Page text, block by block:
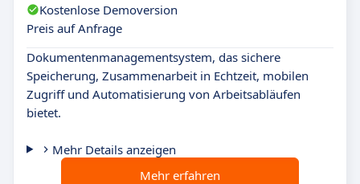
Kostenlose Demoversion
Preis auf Anfrage
Dokumentenmanagementsystem, das sichere
Speicherung, Zusammenarbeit in Echtzeit, mobilen
Zugriff und Automatisierung von Arbeitsabläufen
bietet.
Mehr Details anzeigen
Mehr erfahren